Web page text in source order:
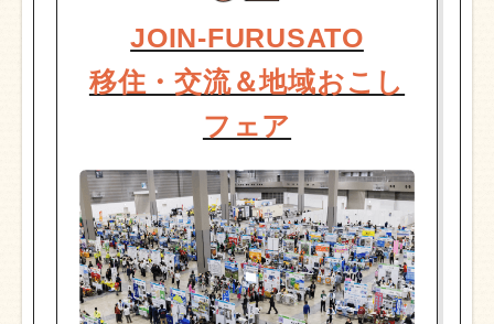
JOIN-FURUSATO
移住・交流＆地域おこし
フェア